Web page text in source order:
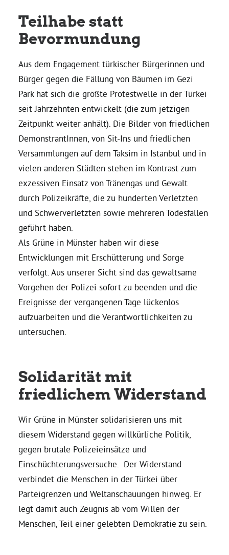
Ratsmitglieder 2025 – 2030
Fraktionsgeschäftsstelle
Bezirksvertretungen
Aktiv werden
Termine
Arbeitsgruppen
Kommunalpolitik
Engagement-Sprechstunde
CampusGrün
Aktuelles
Termine
Kontakt
Teilhabe statt
Bevormundung
Aus dem Engagement türkischer Bürgerinnen und
Bürger gegen die Fällung von Bäumen im Gezi
Park hat sich die größte Protestwelle in der Türkei
seit Jahrzehnten entwickelt (die zum jetzigen
Zeitpunkt weiter anhält). Die Bilder von friedlichen
DemonstrantInnen, von Sit-Ins und friedlichen
Versammlungen auf dem Taksim in Istanbul und in
vielen anderen Städten stehen im Kontrast zum
exzessiven Einsatz von Tränengas und Gewalt
durch Polizeikräfte, die zu hunderten Verletzten
und Schwerverletzten sowie mehreren Todesfällen
geführt haben.
Als Grüne in Münster haben wir diese
Entwicklungen mit Erschütterung und Sorge
verfolgt. Aus unserer Sicht sind das gewaltsame
Vorgehen der Polizei sofort zu beenden und die
Ereignisse der vergangenen Tage lückenlos
aufzuarbeiten und die Verantwortlichkeiten zu
untersuchen.
Solidarität mit
friedlichem Widerstand
Wir Grüne in Münster solidarisieren uns mit
diesem Widerstand gegen willkürliche Politik,
gegen brutale Polizeieinsätze und
Einschüchterungsversuche. Der Widerstand
verbindet die Menschen in der Türkei über
Parteigrenzen und Weltanschauungen hinweg. Er
legt damit auch Zeugnis ab vom Willen der
Menschen, Teil einer gelebten Demokratie zu sein.